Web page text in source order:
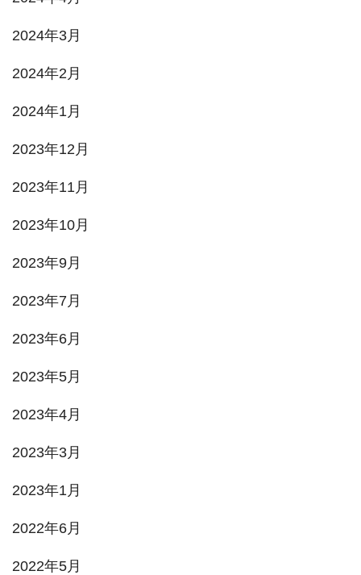
2024年3月
2024年2月
2024年1月
2023年12月
2023年11月
2023年10月
2023年9月
2023年7月
2023年6月
2023年5月
2023年4月
2023年3月
2023年1月
2022年6月
2022年5月